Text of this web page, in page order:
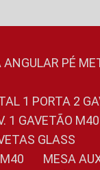
ANGULAR PÉ
1 PORTA 2
1 GAVETÃO M40
GLASS
MESA